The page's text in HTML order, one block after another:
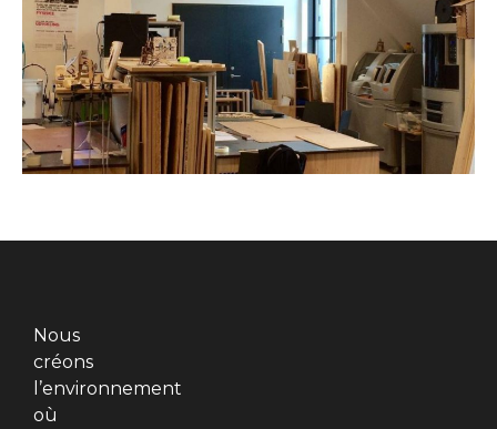
Nous
créons
l’environnement
où